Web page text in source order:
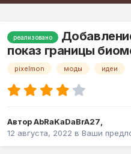
реализовано
показ границы
pixelmon моды идеи
АвторAbRaKaDaBrA27,
12 августа, 2022 в Ваши